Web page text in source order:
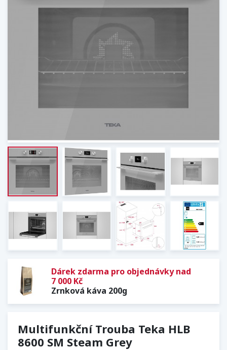
Dárek zdarma pro objednávky nad
7 000 Kč
Zrnková káva 200g
Multifunkční Trouba Teka HLB
8600 SM Steam Grey